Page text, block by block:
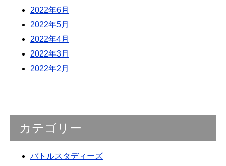
2022年6月
2022年5月
2022年4月
2022年3月
2022年2月
カテゴリー
バトルスタディーズ